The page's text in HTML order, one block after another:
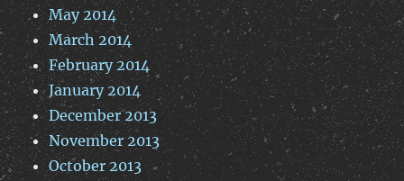
May 2014
March 2014
February 2014
January 2014
December 2013
November 2013
October 2013